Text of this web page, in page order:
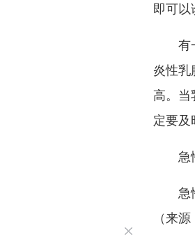
即可以
有一
炎性乳
高。当
定要及
急性
急性
（来